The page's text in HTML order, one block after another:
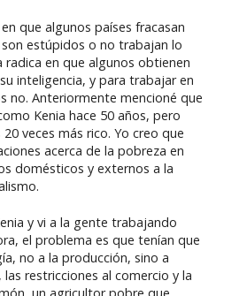
que algunos países fracasan
estúpidos o no trabajan lo
radica en que algunos obtienen
inteligencia, y para trabajar en
no. Anteriormente mencioné que
Kenia hace 50 años, pero
veces más rico. Yo creo que
acerca de la pobreza en
domésticos y externos a la
y vi a la gente trabajando
el problema es que tenían que
no a la producción, sino a
restricciones al comercio y la